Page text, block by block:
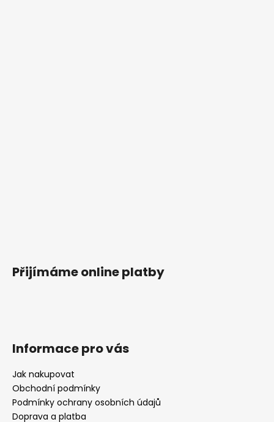
Přijímáme online platby
Informace pro vás
Jak nakupovat
Obchodní podmínky
Podmínky ochrany osobních údajů
Doprava a platba